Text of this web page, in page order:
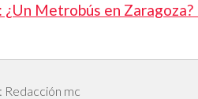
¿Un Metrobús en
Redacción mc